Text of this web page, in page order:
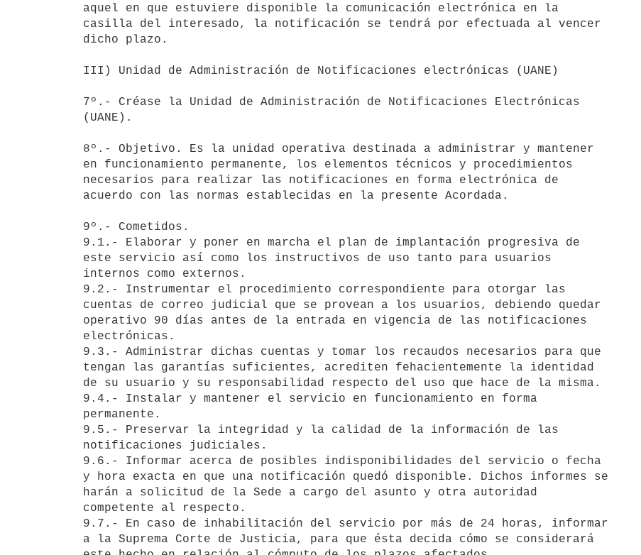
aquel en que estuviere disponible la comunicación electrónica en la
casilla del interesado, la notificación se tendrá por efectuada al vencer
dicho plazo.
III) Unidad de Administración de Notificaciones electrónicas (UANE)
7º.- Créase la Unidad de Administración de Notificaciones Electrónicas
(UANE).
8º.- Objetivo. Es la unidad operativa destinada a administrar y mantener
en funcionamiento permanente, los elementos técnicos y procedimientos
necesarios para realizar las notificaciones en forma electrónica de
acuerdo con las normas establecidas en la presente Acordada.
9º.- Cometidos.
9.1.- Elaborar y poner en marcha el plan de implantación progresiva de
este servicio así como los instructivos de uso tanto para usuarios
internos como externos.
9.2.- Instrumentar el procedimiento correspondiente para otorgar las
cuentas de correo judicial que se provean a los usuarios, debiendo quedar
operativo 90 días antes de la entrada en vigencia de las notificaciones
electrónicas.
9.3.- Administrar dichas cuentas y tomar los recaudos necesarios para que
tengan las garantías suficientes, acrediten fehacientemente la identidad
de su usuario y su responsabilidad respecto del uso que hace de la misma.
9.4.- Instalar y mantener el servicio en funcionamiento en forma
permanente.
9.5.- Preservar la integridad y la calidad de la información de las
notificaciones judiciales.
9.6.- Informar acerca de posibles indisponibilidades del servicio o fecha
y hora exacta en que una notificación quedó disponible. Dichos informes se
harán a solicitud de la Sede a cargo del asunto y otra autoridad
competente al respecto.
9.7.- En caso de inhabilitación del servicio por más de 24 horas, informar
a la Suprema Corte de Justicia, para que ésta decida cómo se considerará